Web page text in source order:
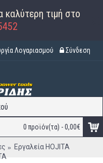
καλύτερη τιμή στο
Λογαριασμού Σύνδεση
0 προϊόν(τα) - 0,00€
Εργαλεία HOJITA